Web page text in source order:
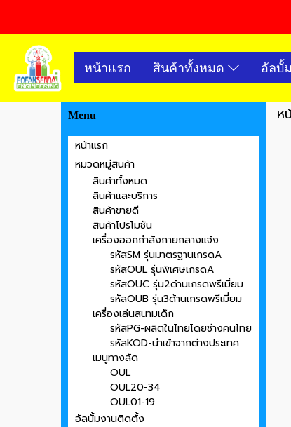
หน้าแรก สินค้าทั้งหมด อัลบั้
ห
Menu
หน้าแรก
หมวดหมู่สินค้า
สินค้าทั้งหมด
สินค้าและบริการ
สินค้าขายดี
สินค้าโปรโมชัน
เครื่องออกกำลังกายกลางแจ้ง
รหัสSM รุ่นมาตรฐานเกรดA
รหัสOUL รุ่นพิเศษเกรดA
รหัสOUC รุ่น2ด้านเกรดพรีเมี่ยม
รหัสOUB รุ่น3ด้านเกรดพรีเมี่ยม
เครื่องเล่นสนามเด็ก
รหัสPG-ผลิตในไทยโดยช่างคนไทย
รหัสKOD-นำเข้าจากต่างประเทศ
เมนูทางลัด
OUL
OUL20-34
OUL01-19
อัลบั้มงานติดตั้ง